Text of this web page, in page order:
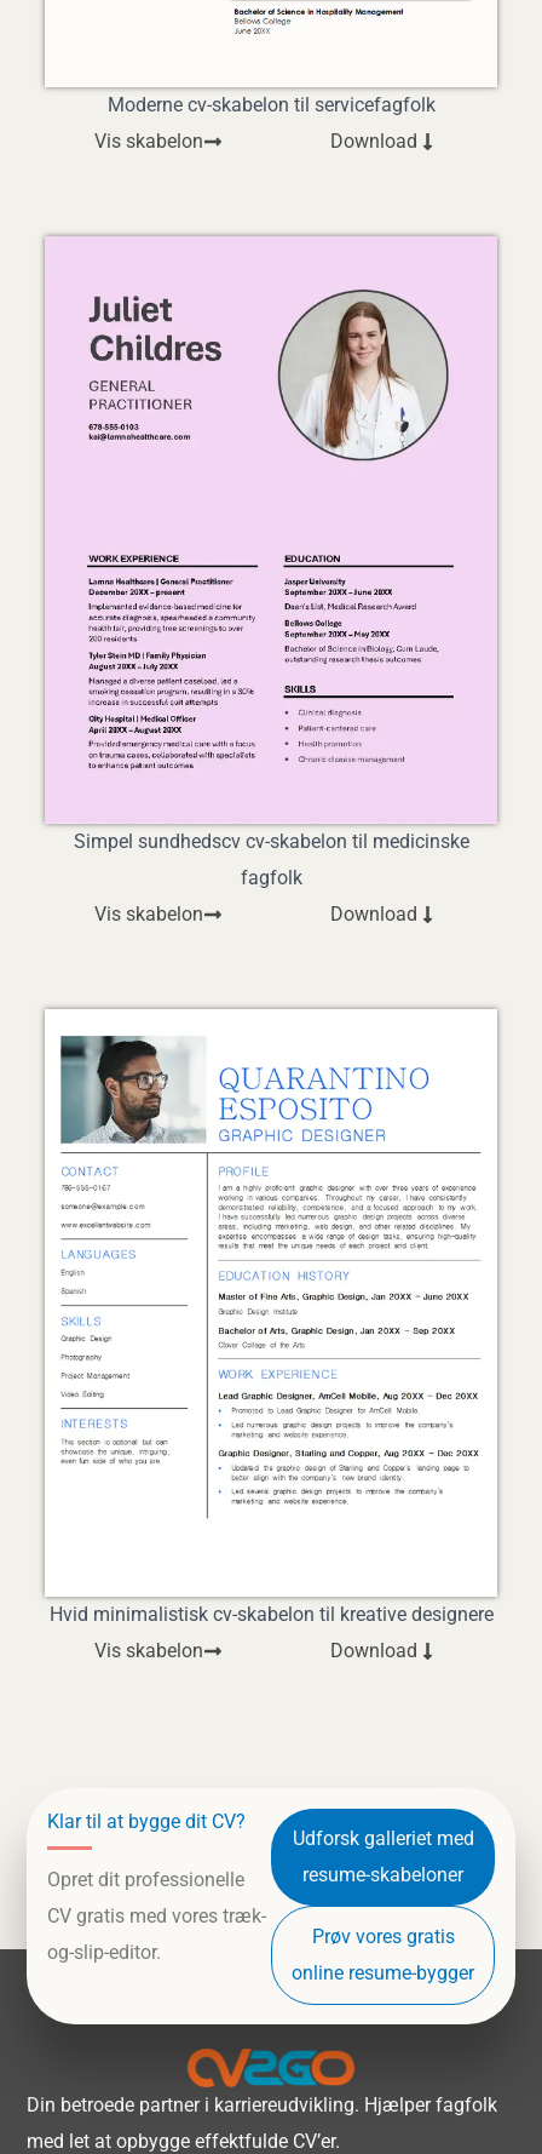
Moderne cv-skabelon til servicefagfolk
Vis skabelon
Download
Simpel sundhedscv cv-skabelon til medicinske
fagfolk
Vis skabelon
Download
Hvid minimalistisk cv-skabelon til kreative designere
Vis skabelon
Download
Klar til at bygge dit CV?
Opret dit professionelle
CV gratis med vores træk-
og-slip-editor.
Udforsk galleriet med
resume-skabeloner
Prøv vores gratis
online resume-bygger
Din betroede partner i karriereudvikling. Hjælper fagfolk
med let at opbygge effektfulde CV’er.